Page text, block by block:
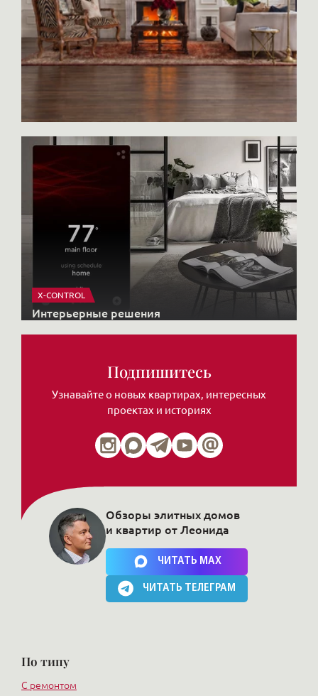
оплатить онлайн.
X-CONTROL
Интерьерные решения
Подпишитесь
Узнавайте о новых квартирах, интересных
проектах и историях
Нажимая на кнопку, Вы соглашаетесь c политикой сайта
Обзоры элитных домов
и квартир от Леонида
ЧИТАТЬ MAX
ЧИТАТЬ ТЕЛЕГРАМ
По типу
С ремонтом